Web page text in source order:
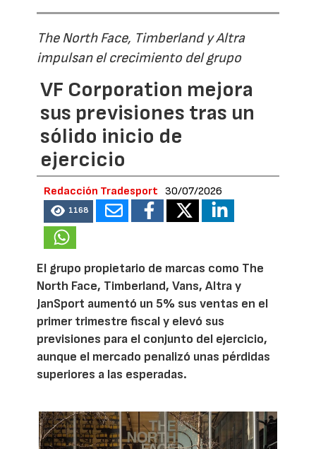
The North Face, Timberland y Altra
impulsan el crecimiento del grupo
VF Corporation mejora
sus previsiones tras un
sólido inicio de
ejercicio
Redacción Tradesport 30/07/2026
1168
El grupo propietario de marcas como The
North Face, Timberland, Vans, Altra y
JanSport aumentó un 5% sus ventas en el
primer trimestre fiscal y elevó sus
previsiones para el conjunto del ejercicio,
aunque el mercado penalizó unas pérdidas
superiores a las esperadas.